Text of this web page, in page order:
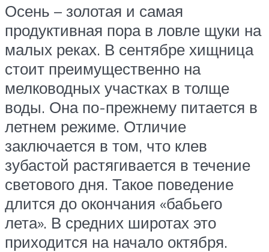
Осень – золотая и самая
продуктивная пора в ловле щуки на
малых реках. В сентябре хищница
стоит преимущественно на
мелководных участках в толще
воды. Она по-прежнему питается в
летнем режиме. Отличие
заключается в том, что клев
зубастой растягивается в течение
светового дня. Такое поведение
длится до окончания «бабьего
лета». В средних широтах это
приходится на начало октября.